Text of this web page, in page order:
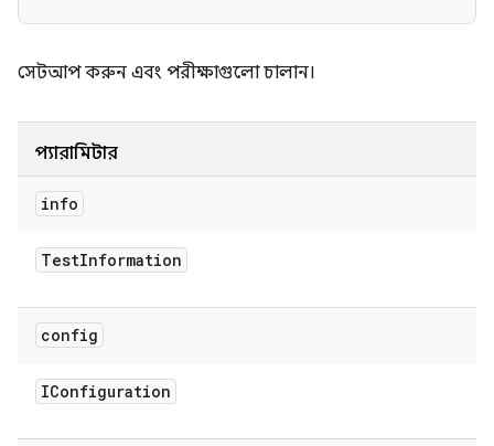
সেটআপ করুন এবং পরীক্ষাগুলো চালান।
প্যারামিটার
info
TestInformation
config
IConfiguration